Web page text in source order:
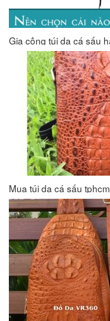
Gia công túi da cá sấu
Mua túi da cá sấu